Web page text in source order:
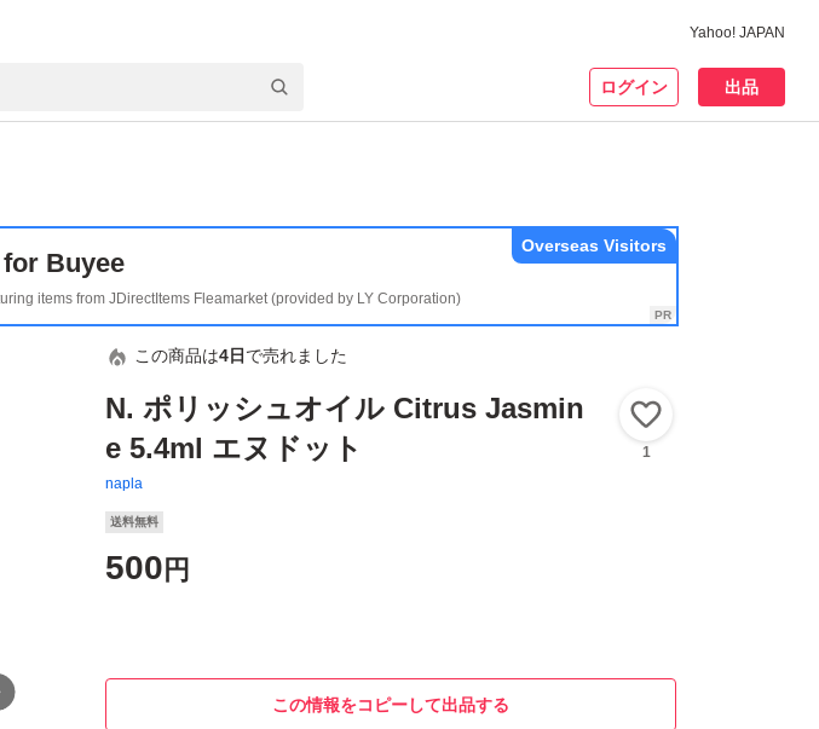
Yahoo! JAPAN
ログイン 出品
Buyee
items from JDirectItems Fleamarket (provided by LY Corporation)
Overseas Visitors
この商品は4日 で売れました
N. ポリッシュオイル Citrus Jasmin
e 5.4ml エヌドット
napla
1
送料無料
500 円
この情報をコピーして出品する